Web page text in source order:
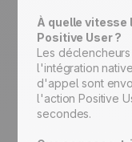
À quelle vitesse
Positive User ?
Les
l'intégration
d'appel sont
l'action Positive
secondes.